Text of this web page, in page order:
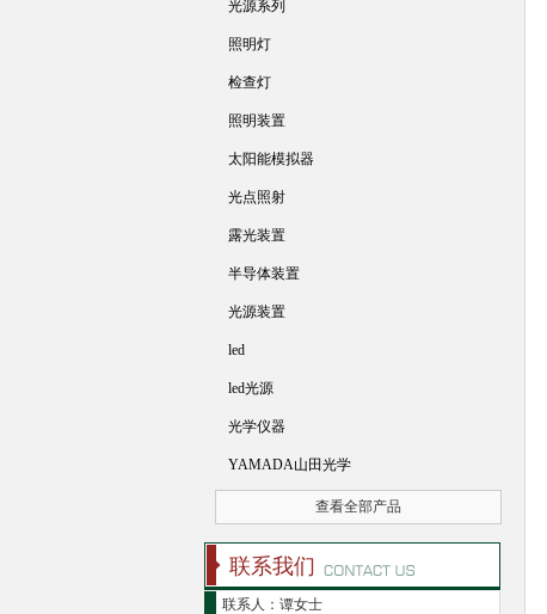
光源系列
照明灯
检查灯
照明装置
太阳能模拟器
光点照射
露光装置
半导体装置
光源装置
led
led光源
光学仪器
YAMADA山田光学
查看全部产品
联系我们
联系人：谭女士